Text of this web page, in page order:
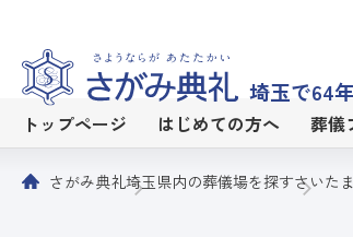
埼玉で64
トップページ はじめての方へ 葬儀
さがみ典礼埼玉県内の葬儀場を探すさいた